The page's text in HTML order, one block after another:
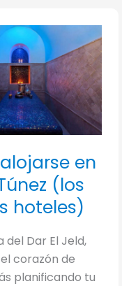
en
(los
hoteles)
del Dar El Jeld,
corazón de
planificando tu